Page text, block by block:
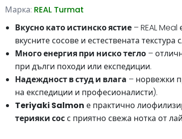
Марка: REAL Turmat
Вкусно като истинско ястие – REAL
вкусните сосове и естествената текстура
Много енергия при ниско тегло –
при дълги походи или експедиции.
Надеждност в студ и влага – норвежки
на експедиции и професионалисти).
Teriyaki Salmon е практично
терияки сос с приятно свежа нотка от